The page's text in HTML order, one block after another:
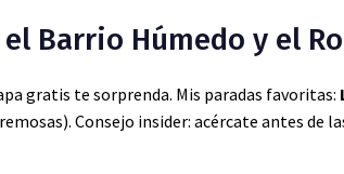
Barrio Húmedo y el
gratis te sorprenda. Mis paradas favoritas:
Consejo insider: acércate antes de